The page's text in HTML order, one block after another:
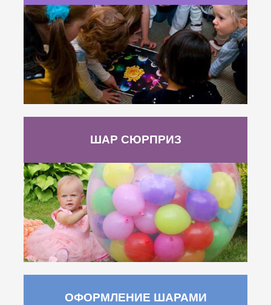
ШАР СЮРПРИЗ
ОФОРМЛЕНИЕ ШАРАМИ